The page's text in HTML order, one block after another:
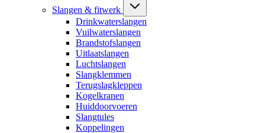
Slangen & fitwerk
Drinkwaterslangen
Vuilwaterslangen
Brandstofslangen
Uitlaatslangen
Luchtslangen
Slangklemmen
Terugslagkleppen
Kogelkranen
Huiddoorvoeren
Slangtules
Koppelingen